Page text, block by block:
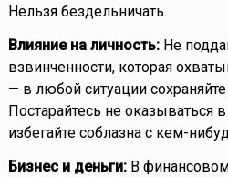
Нельзя бездельничать.
Влияние на личность:Не
взвинченности, которая
— в любой ситуации
Постарайтесь не оказываться
избегайте соблазна с кем-
Бизнес и деньги:В